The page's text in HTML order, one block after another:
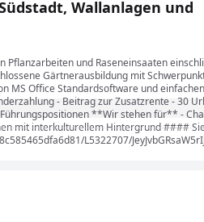
Wallanlagen und
und Raseneinsaaten
Gärtnerausbildung mit
MS Office Standardsoftware und
- Beitrag zur Zusatzrente -
**Wir stehen für** -
mit interkulturellem Hintergrund ####
L5322707/